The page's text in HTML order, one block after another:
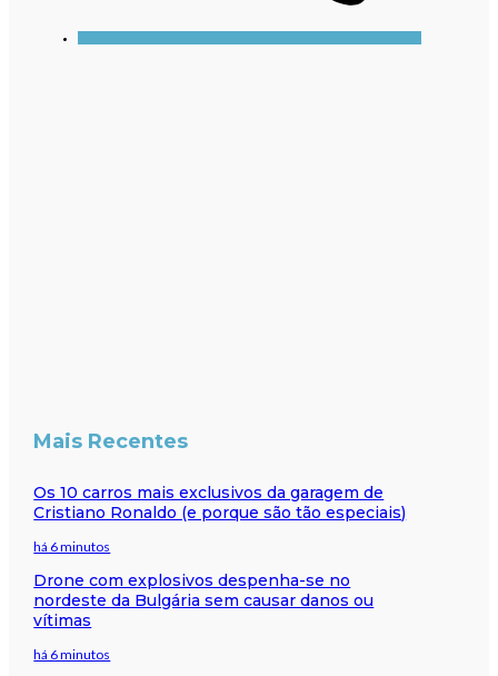
Mais Recentes
Os 10 carros mais exclusivos da garagem de
Cristiano Ronaldo (e porque são tão especiais)
há 6 minutos
Drone com explosivos despenha-se no
nordeste da Bulgária sem causar danos ou
vítimas
há 6 minutos